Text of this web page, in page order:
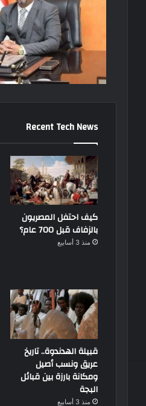
Recent Tech News
كيف احتفل المصريون
بالزفاف قبل 700 عام؟
منذ 3 أسابيع
قبيلة الهدندوة.. تاريخ
عريق ونسب أصيل
ومكانة بارزة بين قبائل
البجة
منذ 3 أسابيع